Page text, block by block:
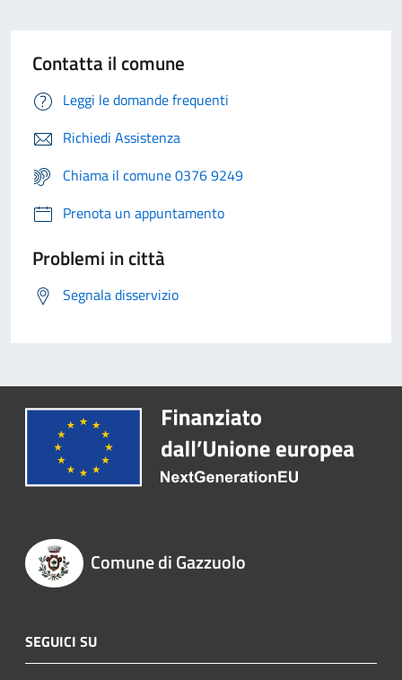
Contatta il comune
Leggi le domande frequenti
Richiedi Assistenza
Chiama il comune 0376 9249
Prenota un appuntamento
Problemi in città
Segnala disservizio
Comune di Gazzuolo
SEGUICI SU